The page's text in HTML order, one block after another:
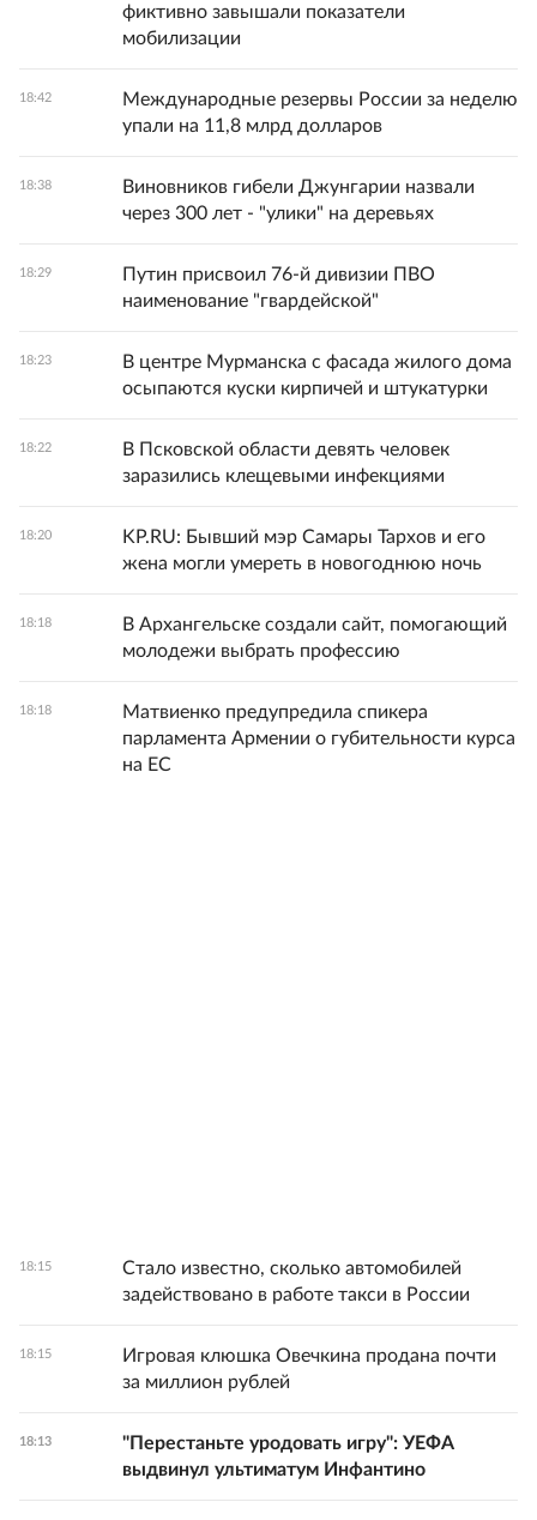
фиктивно завышали показатели
мобилизации
18:42
Международные резервы России за неделю
упали на 11,8 млрд долларов
18:38
Виновников гибели Джунгарии назвали
через 300 лет - "улики" на деревьях
18:29
Путин присвоил 76-й дивизии ПВО
наименование "гвардейской"
18:23
В центре Мурманска с фасада жилого дома
осыпаются куски кирпичей и штукатурки
18:22
В Псковской области девять человек
заразились клещевыми инфекциями
18:20
KP.RU: Бывший мэр Самары Тархов и его
жена могли умереть в новогоднюю ночь
18:18
В Архангельске создали сайт, помогающий
молодежи выбрать профессию
18:18
Матвиенко предупредила спикера
парламента Армении о губительности курса
на ЕС
18:15
Стало известно, сколько автомобилей
задействовано в работе такси в России
18:15
Игровая клюшка Овечкина продана почти
за миллион рублей
18:13
"Перестаньте уродовать игру": УЕФА
выдвинул ультиматум Инфантино